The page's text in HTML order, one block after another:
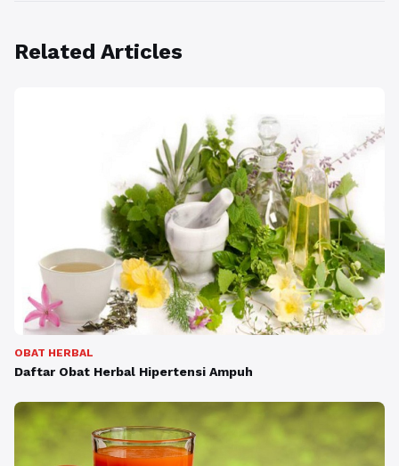
Related Articles
OBAT HERBAL
Daftar Obat Herbal Hipertensi Ampuh